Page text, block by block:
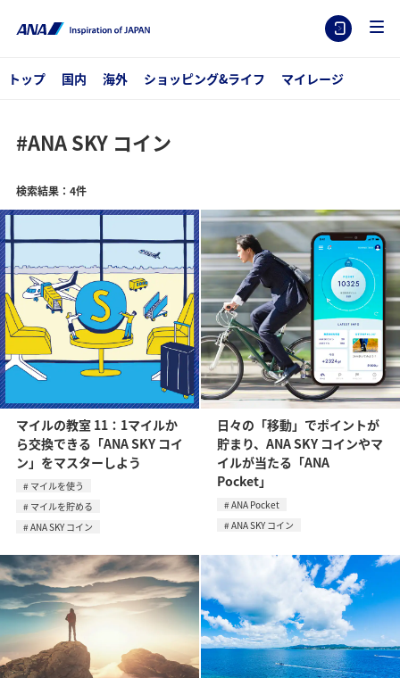
トップ 国内 海外 ショッピング&ライフ マイレージ
#ANA SKY コイン
検索結果：4件
マイルの教室 11：1マイルか
ら交換できる「ANA SKY コイ
ン」をマスターしよう
マイルを使う
マイルを貯める
ANA SKY コイン
日々の「移動」でポイントが
貯まり、ANA SKY コインやマ
イルが当たる「ANA
Pocket」
ANA Pocket
ANA SKY コイン